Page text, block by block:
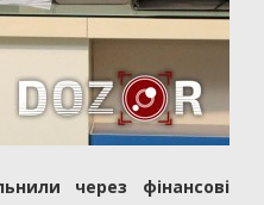
через фінансові